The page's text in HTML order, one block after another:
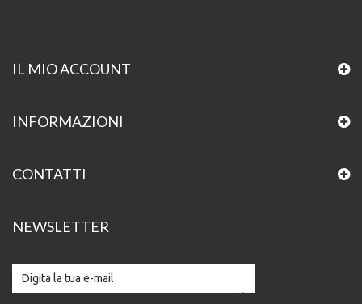
IL MIO ACCOUNT
INFORMAZIONI
CONTATTI
NEWSLETTER